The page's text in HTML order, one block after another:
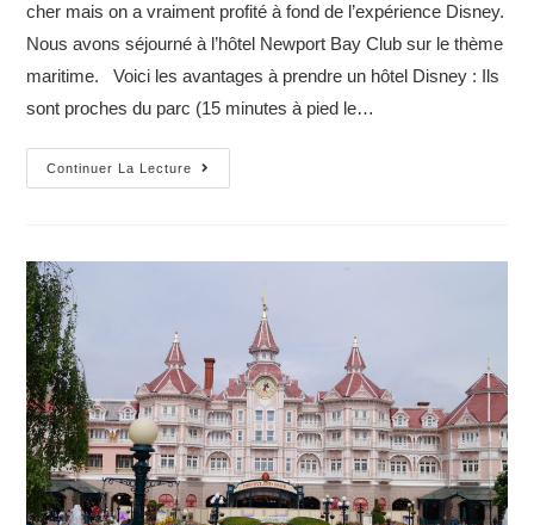
cher mais on a vraiment profité à fond de l’expérience Disney.
Nous avons séjourné à l’hôtel Newport Bay Club sur le thème
maritime. Voici les avantages à prendre un hôtel Disney : Ils
sont proches du parc (15 minutes à pied le…
Continuer La Lecture
un
coup ?